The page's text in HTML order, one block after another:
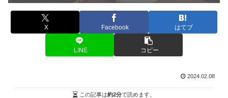
X Facebook はてブ
LINE コピー
2024.02.08
この記事は約2分で読めます。